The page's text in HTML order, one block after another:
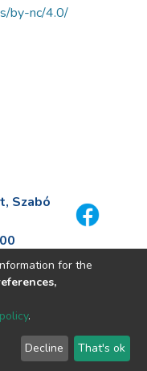
by-nc/4.0/
Szabó
for the
.
Decline That's ok